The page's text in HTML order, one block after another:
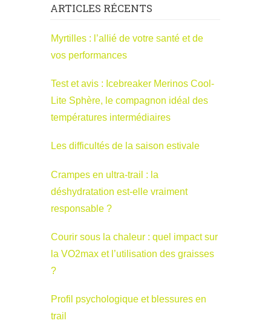
ARTICLES RÉCENTS
Myrtilles : l’allié de votre santé et de
vos performances
Test et avis : Icebreaker Merinos Cool-
Lite Sphère, le compagnon idéal des
températures intermédiaires
Les difficultés de la saison estivale
Crampes en ultra-trail : la
déshydratation est-elle vraiment
responsable ?
Courir sous la chaleur : quel impact sur
la VO2max et l’utilisation des graisses
?
Profil psychologique et blessures en
trail